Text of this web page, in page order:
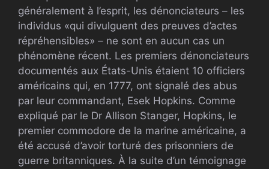
généralement à l’esprit, les dénonciateurs – les
individus «qui divulguent des preuves d’actes
répréhensibles» – ne sont en aucun cas un
phénomène récent. Les premiers dénonciateurs
documentés aux États-Unis étaient 10 officiers
américains qui, en 1777, ont signalé des abus
par leur commandant, Esek Hopkins. Comme
expliqué par le Dr Allison Stanger, Hopkins, le
premier commodore de la marine américaine, a
été accusé d’avoir torturé des prisonniers de
guerre britanniques. À la suite d’un témoignage